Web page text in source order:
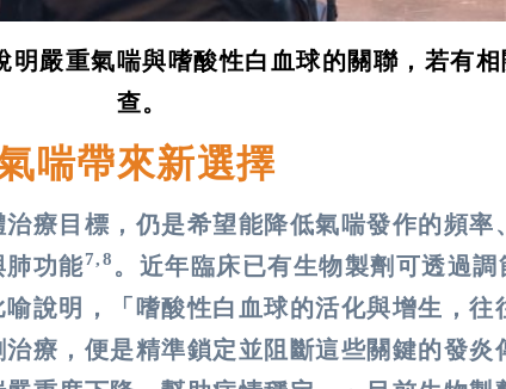
嚴重氣喘與嗜酸性白血球的關聯，若有
查。
喘帶來新選擇
療目標，仍是希望能降低氣喘發作的頻率
肺功能7,8 。近年臨床已有生物製劑可透過
說明，「嗜酸性白血球的活化與增生，往
療，便是精準鎖定並阻斷這些關鍵的發炎